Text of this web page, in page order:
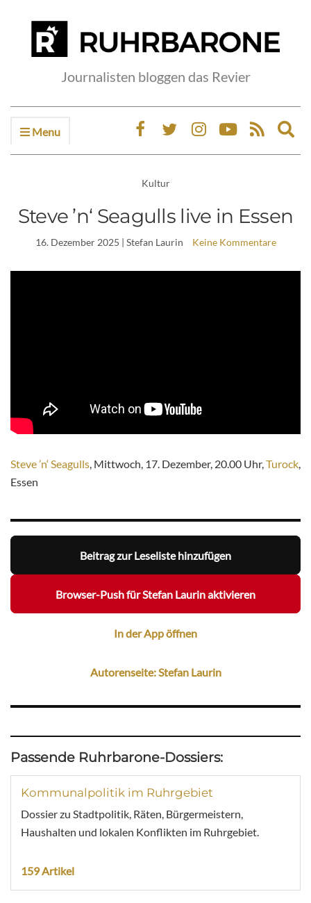
Journalisten bloggen das Revier
Menu
Kultur
Steve ’n‘ Seagulls live in Essen
16. Dezember 2025 | Stefan Laurin Keine Kommentare
Steve ’n‘ Seagulls, Mittwoch, 17. Dezember, 20.00 Uhr,Turock,
Essen
Beitrag zur Leseliste hinzufügen
Browser-Push für Stefan Laurin aktivieren
In der App öffnen
Autorenseite: Stefan Laurin
Passende Ruhrbarone-Dossiers:
Kommunalpolitik im Ruhrgebiet
Dossier zu Stadtpolitik, Räten, Bürgermeistern,
Haushalten und lokalen Konflikten im Ruhrgebiet.
159 Artikel